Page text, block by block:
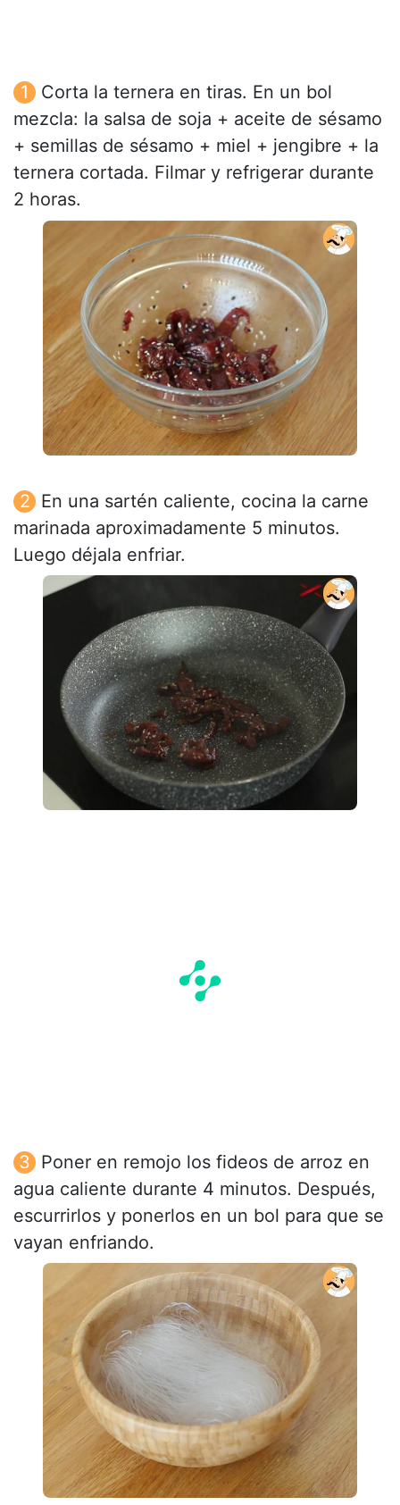
Corta la ternera en tiras. En un bol
mezcla: la salsa de soja + aceite de sésamo
+ semillas de sésamo + miel + jengibre + la
ternera cortada. Filmar y refrigerar durante
2 horas.
En una sartén caliente, cocina la carne
marinada aproximadamente 5 minutos.
Luego déjala enfriar.
Poner en remojo los fideos de arroz en
agua caliente durante 4 minutos. Después,
escurrirlos y ponerlos en un bol para que se
vayan enfriando.